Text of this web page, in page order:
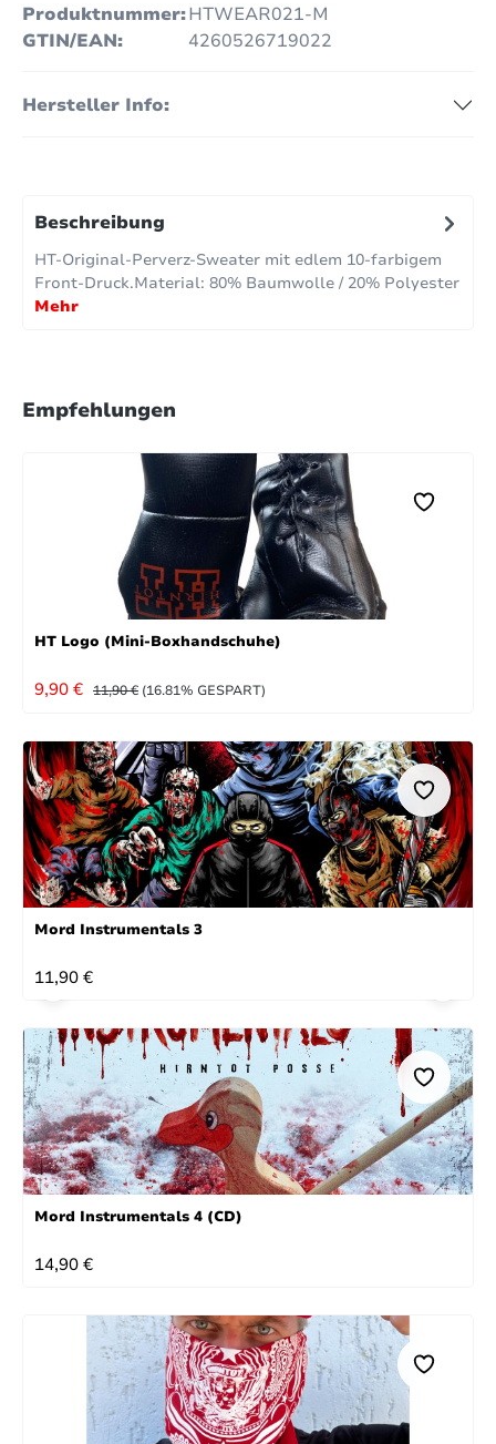
Produktnummer:HTWEAR021-M
GTIN/EAN:
4260526719022
Hersteller Info:
Beschreibung
HT-Original-Perverz-Sweater mit edlem 10-farbigem
Front-Druck.Material: 80% Baumwolle / 20% Polyester
Mehr
Empfehlungen
HT Logo (Mini-Boxhandschuhe)
VERKAUFSPREIS:
9,90 € REGULÄRER PREIS:
11,90 € (16.81% GESPART)
Mord Instrumentals 3
REGULÄRER PREIS:
11,90 €
Mord Instrumentals 4 (CD)
REGULÄRER PREIS:
14,90 €